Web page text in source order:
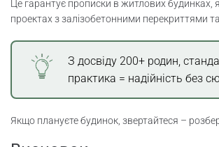
Це гарантує прописки в житлових будинках,
проектах з залізобетонними перекриттями
З досвіду 200+ родин,
практика = надійність без
Якщо плануєте будинок, звертайтеся –